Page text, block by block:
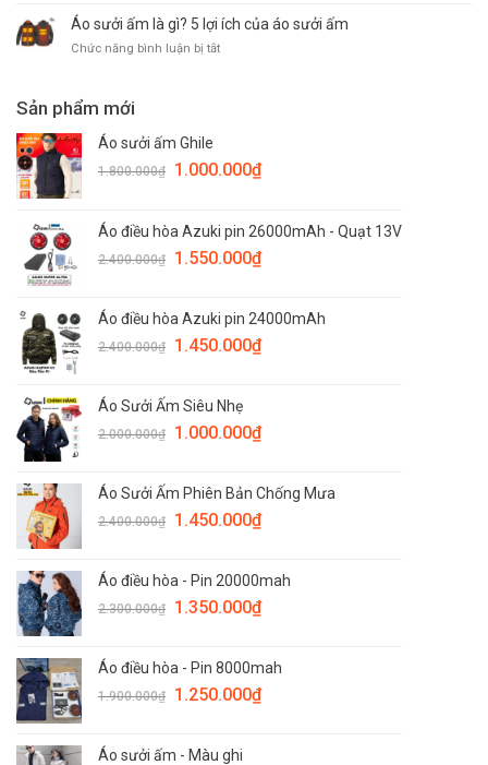
chính
ấm
Nhật
sưởi
Nhật
của
bạn
trong
mùa
rét
Áo sưởi ấm là gì? 5 lợi ích của áo sưởi ấm
Chức năng bình luận bị tắtở
lợi
áo
sưởi
Sản phẩm mới
Áo sưởi ấm Ghile
1.800.000₫ 1.000.000₫
Áo điều hòa Azuki pin 26000mAh - Quạt 13V
2.400.000₫ 1.550.000₫
Áo điều hòa Azuki pin 24000mAh
2.400.000₫ 1.450.000₫
Áo Sưởi Ấm Siêu Nhẹ
2.000.000₫ 1.000.000₫
Áo Sưởi Ấm Phiên Bản Chống Mưa
2.400.000₫ 1.450.000₫
Áo điều hòa - Pin 20000mah
2.300.000₫ 1.350.000₫
Áo điều hòa - Pin 8000mah
1.900.000₫ 1.250.000₫
Áo sưởi ấm - Màu ghi